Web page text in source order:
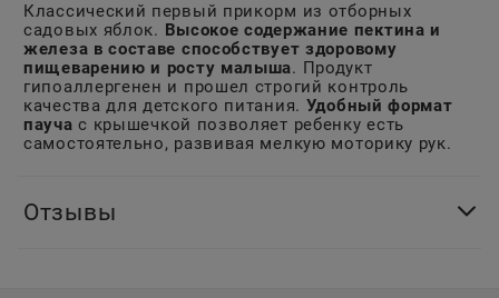
Классический первый прикорм из отборных
садовых яблок. Высокое содержание пектина и
железа в составе способствует здоровому
пищеварению и росту малыша. Продукт
гипоаллергенен и прошел строгий контроль
качества для детского питания. Удобный формат
пауча с крышечкой позволяет ребенку есть
самостоятельно, развивая мелкую моторику рук.
Отзывы